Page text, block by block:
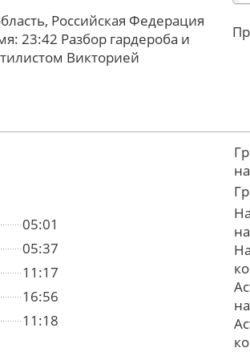
Российская Федерация
23:42 Разбор гардероба и
Викторией
05:01
05:37
11:17
16:56
11:18